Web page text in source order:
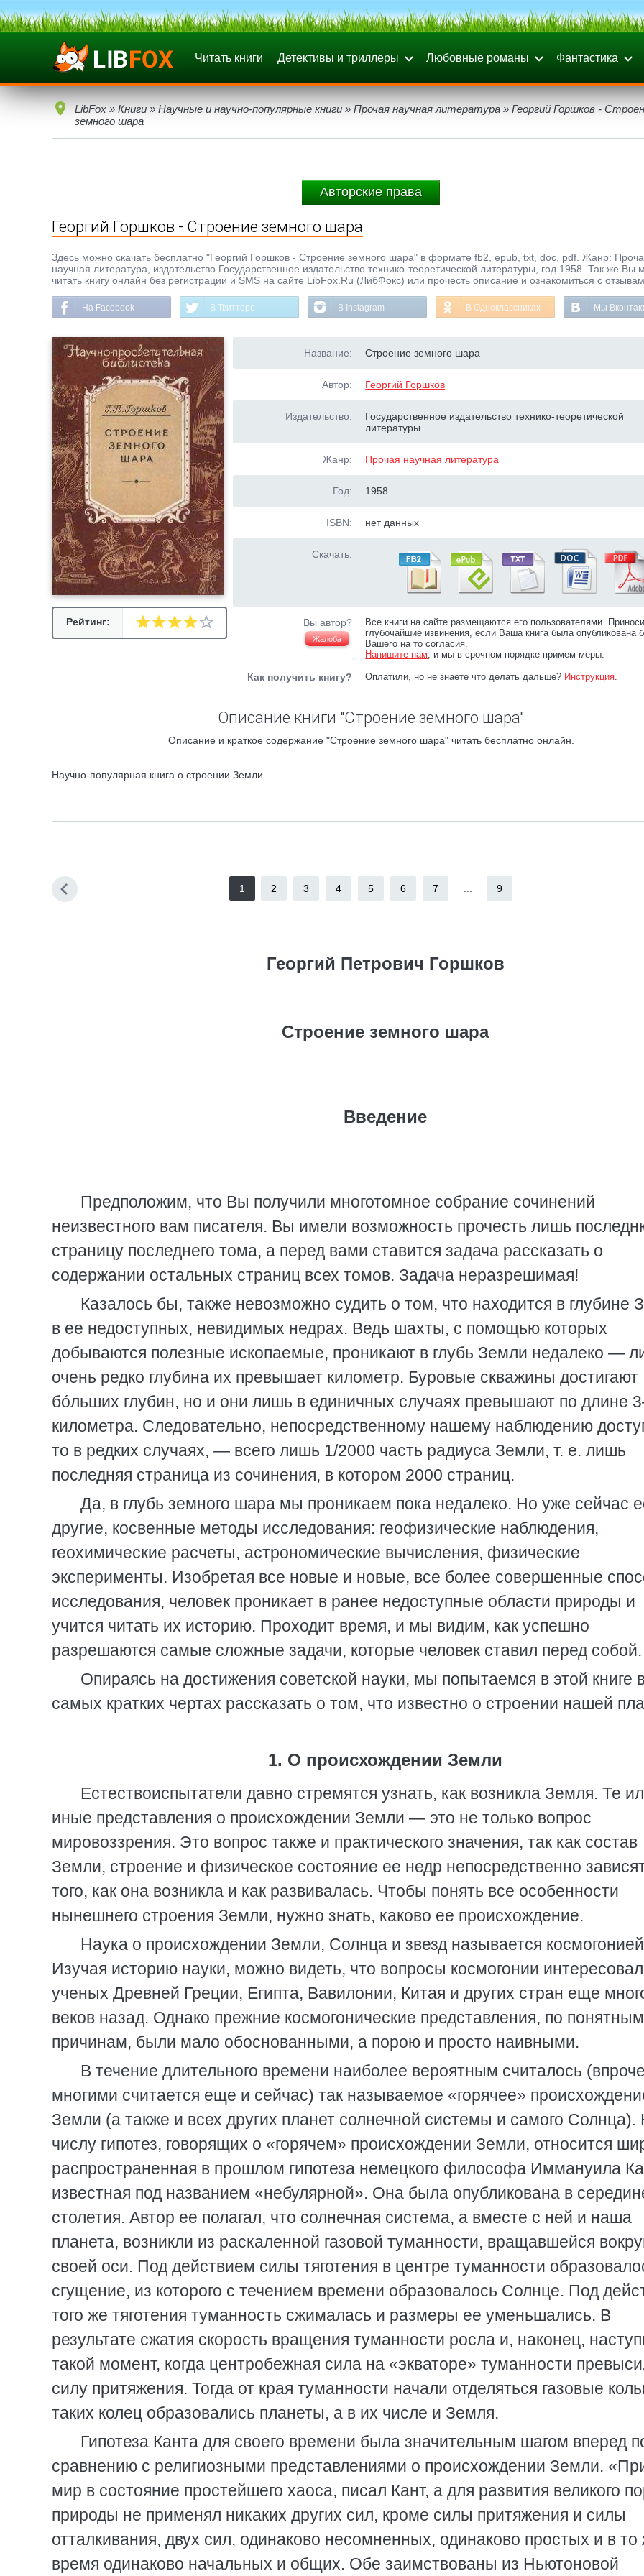
Читать книги Детективы и триллеры Любовные романы Фантастика
LibFox » Книги » Научные и научно-популярные книги » Прочая научная литература » Георгий Горшков -
земного шара
Авторские права
Георгий Горшков - Строение земного шара
Здесь можно скачать бесплатно "Георгий Горшков - Строение земного шара" в формате fb2, epub, txt, doc, pdf. Жанр:
научная литература, издательство Государственное издательство технико-теоретической литературы, год 1958. Так же Вы
читать книгу онлайн без регистрации и SMS на сайте LibFox.Ru (ЛибФокс) или прочесть описание и ознакомиться с
На Facebook В Твиттере В Instagram В Одноклассниках Мы
Рейтинг:
Название: Строение земного шара
Автор: Георгий Горшков
Издательство:
Государственное издательство технико-теоретической
литературы
Жанр: Прочая научная литература
Год: 1958
ISBN: нет данных
Скачать:
Вы автор?
Жалоба
Все книги на сайте размещаются его пользователями.
глубочайшие извинения, если Ваша книга была опубликована
Вашего на то согласия.
Напишите нам, и мы в срочном порядке примем меры.
Как получить книгу? Оплатили, но не знаете что делать дальше? Инструкция.
Описание книги "Строение земного шара"
Описание и краткое содержание "Строение земного шара" читать бесплатно онлайн.
Научно-популярная книга о строении Земли.
1 2 3 4 5 6 7 9
Георгий Петрович Горшков
Строение земного шара
Введение
Предположим, что Вы получили многотомное собрание сочинений
неизвестного вам писателя. Вы имели возможность прочесть лишь
страницу последнего тома, а перед вами ставится задача рассказать о
содержании остальных страниц всех томов. Задача неразрешимая!
Казалось бы, также невозможно судить о том, что находится в глубине
в ее недоступных, невидимых недрах. Ведь шахты, с помощью которых
добываются полезные ископаемые, проникают в глубь Земли недалеко —
очень редко глубина их превышает километр. Буровые скважины достигают
бóльших глубин, но и они лишь в единичных случаях превышают по длине
километра. Следовательно, непосредственному нашему наблюдению
то в редких случаях, — всего лишь 1/2000 часть радиуса Земли, т. е. лишь
последняя страница из сочинения, в котором 2000 страниц.
Да, в глубь земного шара мы проникаем пока недалеко. Но уже сейчас
другие, косвенные методы исследования: геофизические наблюдения,
геохимические расчеты, астрономические вычисления, физические
эксперименты. Изобретая все новые и новые, все более совершенные
исследования, человек проникает в ранее недоступные области природы и
учится читать их историю. Проходит время, и мы видим, как успешно
разрешаются самые сложные задачи, которые человек ставил перед собой.
Опираясь на достижения советской науки, мы попытаемся в этой книге
самых кратких чертах рассказать о том, что известно о строении нашей
1. О происхождении Земли
Естествоиспытатели давно стремятся узнать, как возникла Земля. Те
иные представления о происхождении Земли — это не только вопрос
мировоззрения. Это вопрос также и практического значения, так как состав
Земли, строение и физическое состояние ее недр непосредственно
того, как она возникла и как развивалась. Чтобы понять все особенности
нынешнего строения Земли, нужно знать, каково ее происхождение.
Наука о происхождении Земли, Солнца и звезд называется
Изучая историю науки, можно видеть, что вопросы космогонии
ученых Древней Греции, Египта, Вавилонии, Китая и других стран еще
веков назад. Однако прежние космогонические представления, по понятным
причинам, были мало обоснованными, а порою и просто наивными.
В течение длительного времени наиболее вероятным считалось
многими считается еще и сейчас) так называемое «горячее»
Земли (а также и всех других планет солнечной системы и самого Солнца).
числу гипотез, говорящих о «горячем» происхождении Земли, относится
распространенная в прошлом гипотеза немецкого философа Иммануила
известная под названием «небулярной». Она была опубликована в
столетия. Автор ее полагал, что солнечная система, а вместе с ней и наша
планета, возникли из раскаленной газовой туманности, вращавшейся
своей оси. Под действием силы тяготения в центре туманности
сгущение, из которого с течением времени образовалось Солнце. Под
того же тяготения туманность сжималась и размеры ее уменьшались. В
результате сжатия скорость вращения туманности росла и, наконец,
такой момент, когда центробежная сила на «экваторе» туманности
силу притяжения. Тогда от края туманности начали отделяться газовые
таких колец образовались планеты, а в их числе и Земля.
Гипотеза Канта для своего времени была значительным шагом вперед
сравнению с религиозными представлениями о происхождении Земли.
мир в состояние простейшего хаоса, писал Кант, а для развития великого
природы не применял никаких других сил, кроме силы притяжения и силы
отталкивания, двух сил, одинаково несомненных, одинаково простых и в то
время одинаково начальных и общих. Обе заимствованы из Ньютоновой